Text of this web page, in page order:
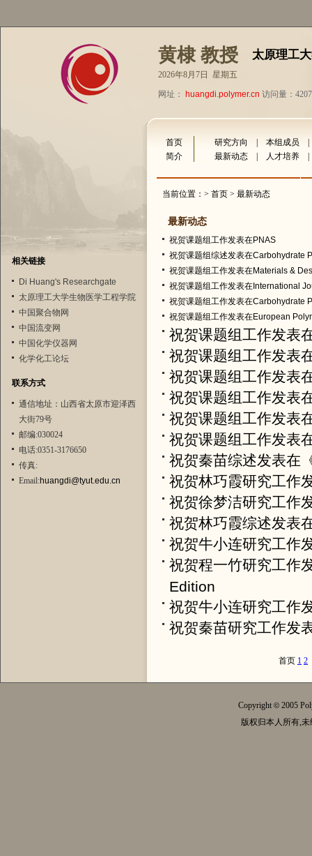
黄棣 教授 太原理工
2026年8月7日 星期五
网址：
huangdi.polymer.cn 访问量：
相关链接
Di Huang's Researchgate
太原理工大学生物医学工程学院
中国聚合物网
中国流变网
中国化学仪器网
化学化工论坛
联系方式
通信地址：山西省太原市迎泽西
大街79号
邮编:030024
电话:0351-3176650
传真:
Email:huangdi@tyut.edu.cn
首页 研究方向 本组成员
简介
最新动态 人才培养
当前位置：> 首页 > 最新动态
最新动态
祝贺课题组工作发表在PNAS
祝贺课题组综述发表在Carbohydrate
祝贺课题组工作发表在Materials &
祝贺课题组工作发表在International
祝贺课题组工作发表在Carbohydrate
祝贺课题组工作发表在European
祝贺课题组工作发表
祝贺课题组工作发表
祝贺课题组工作发表
祝贺课题组工作发表
祝贺课题组工作发表
祝贺课题组工作发表
祝贺秦苗综述发表在
祝贺林巧霞研究工作
祝贺徐梦洁研究工作
祝贺林巧霞综述发表
祝贺牛小连研究工作
祝贺程一竹研究工作
Edition
祝贺牛小连研究工作
祝贺秦苗研究工作发
首页 1 2
Copyright© 2005
版权归本人所有,